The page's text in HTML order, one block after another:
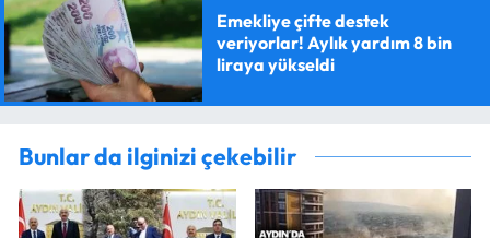
Emekliye çifte destek
veriyorlar! Aylık yardım 8 bin
liraya yükseldi
Bunlar da ilginizi çekebilir